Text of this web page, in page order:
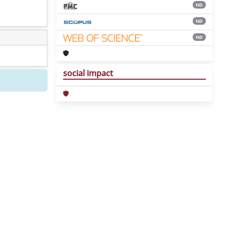
ND
ND
ND
social impact